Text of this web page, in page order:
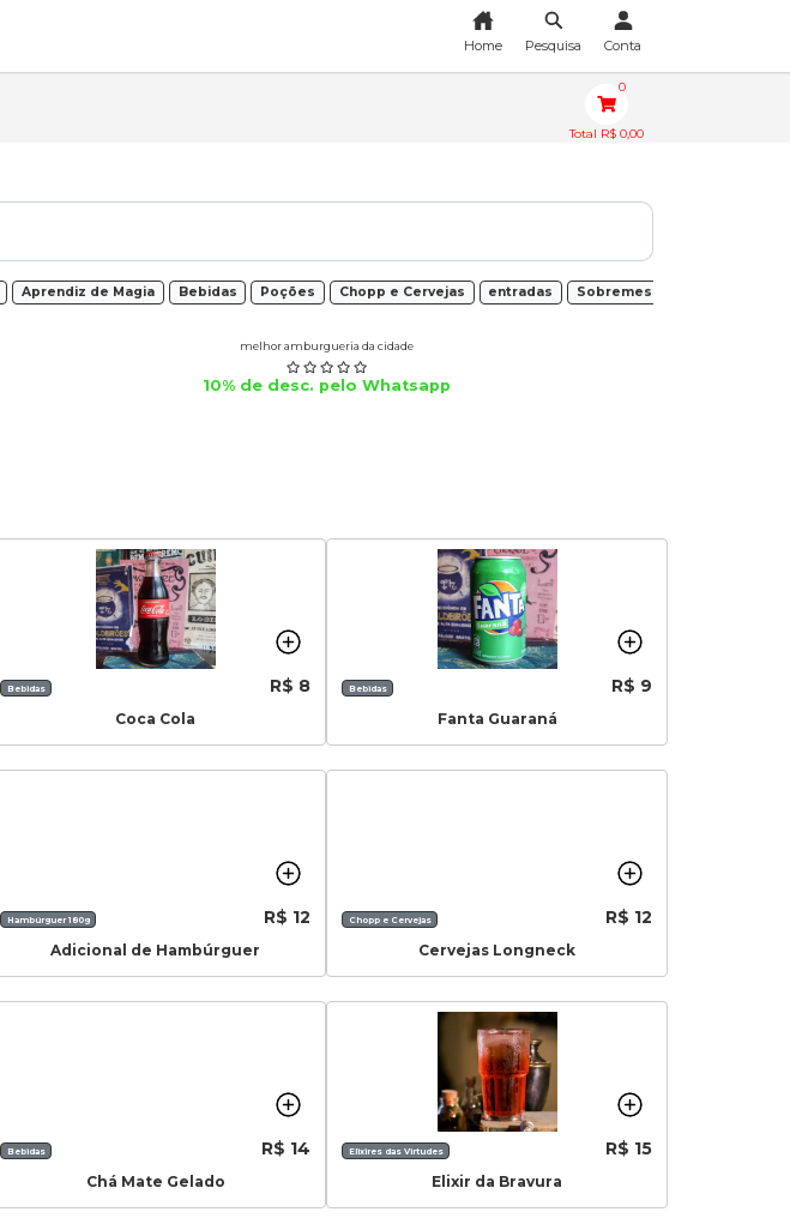
Total R$ 0,00
0
Aprendiz de Magia Bebidas Poções Chopp e Cervejas entradas Sobremesas
melhor amburgueria da cidade
10% de desc. pelo Whatsapp
Bebidas R$ 8
Coca Cola
Bebidas R$ 9
Fanta Guaraná
Hambúrguer 180g R$ 12
Adicional de Hambúrguer
Chopp e Cervejas R$ 12
Cervejas Longneck
Bebidas R$ 14
Chá Mate Gelado
Elixires das Virtudes R$ 15
Elixir da Bravura
Home Pesquisa Conta